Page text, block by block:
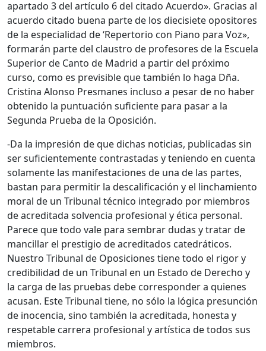
apartado 3 del artículo 6 del citado Acuerdo». Gracias al
acuerdo citado buena parte de los diecisiete opositores
de la especialidad de ‘Repertorio con Piano para Voz»,
formarán parte del claustro de profesores de la Escuela
Superior de Canto de Madrid a partir del próximo
curso, como es previsible que también lo haga Dña.
Cristina Alonso Presmanes incluso a pesar de no haber
obtenido la puntuación suficiente para pasar a la
Segunda Prueba de la Oposición.
-Da la impresión de que dichas noticias, publicadas sin
ser suficientemente contrastadas y teniendo en cuenta
solamente las manifestaciones de una de las partes,
bastan para permitir la descalificación y el linchamiento
moral de un Tribunal técnico integrado por miembros
de acreditada solvencia profesional y ética personal.
Parece que todo vale para sembrar dudas y tratar de
mancillar el prestigio de acreditados catedráticos.
Nuestro Tribunal de Oposiciones tiene todo el rigor y
credibilidad de un Tribunal en un Estado de Derecho y
la carga de las pruebas debe corresponder a quienes
acusan. Este Tribunal tiene, no sólo la lógica presunción
de inocencia, sino también la acreditada, honesta y
respetable carrera profesional y artística de todos sus
miembros.